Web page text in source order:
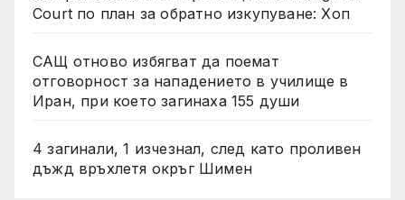
Court по план за обратно изкупуване: Хоп
САЩ отново избягват да поемат
отговорност за нападението в училище в
Иран, при което загинаха 155 души
4 загинали, 1 изчезнал, след като проливен
дъжд връхлетя окръг Шимен